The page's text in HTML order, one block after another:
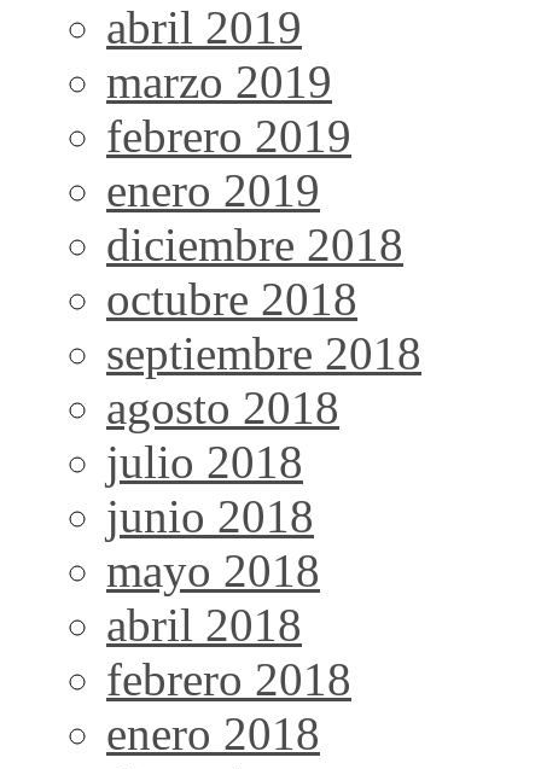
abril 2019
marzo 2019
febrero 2019
enero 2019
diciembre 2018
octubre 2018
septiembre 2018
agosto 2018
julio 2018
junio 2018
mayo 2018
abril 2018
febrero 2018
enero 2018